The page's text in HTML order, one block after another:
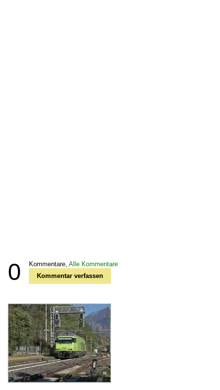
0 Kommentare, Alle Kommentare
Kommentar verfassen